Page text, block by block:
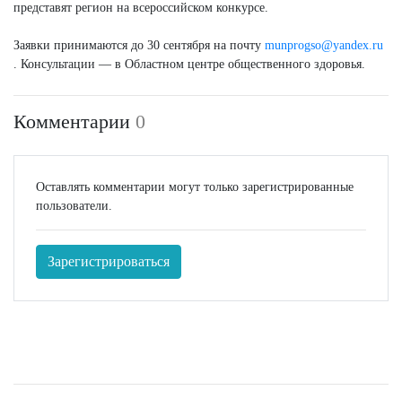
представят регион на всероссийском конкурсе.
Заявки принимаются до 30 сентября на почту munprogso@yandex.ru
. Консультации — в Областном центре общественного здоровья.
Комментарии 0
Оставлять комментарии могут только зарегистрированные
пользователи.
Зарегистрироваться